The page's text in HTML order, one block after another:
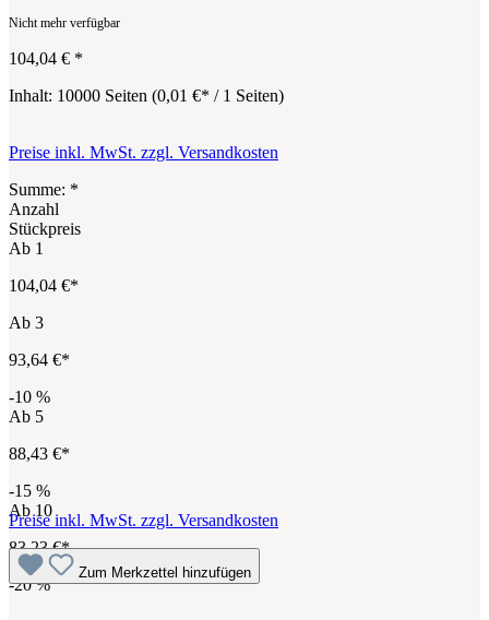
Nicht mehr verfügbar
104,04 € *
Inhalt: 10000 Seiten (0,01 €* / 1 Seiten)
Preise inkl. MwSt. zzgl. Versandkosten
Summe: *
Anzahl
Stückpreis
Ab 1
104,04 €*
Ab 3
93,64 €*
-10 %
Ab 5
88,43 €*
-15 %
Ab10
83,23 €*
-20%
Preise inkl. MwSt. zzgl. Versandkosten
Zum Merkzettel hinzufügen